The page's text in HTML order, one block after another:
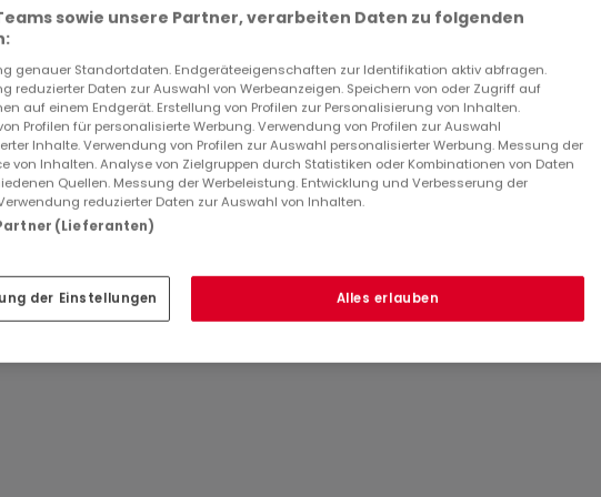
chambre.
soit environ 145 m² au total.
IDatHome8517475
ID Immobilienanbieter 482
sowie unsere Partner, verarbeiten Daten zu folgenden
genauer Standortdaten. Endgeräteeigenschaften zur Identifikation aktiv abfragen.
reduzierter Daten zur Auswahl von Werbeanzeigen. Speichern von oder Zugriff auf
auf einem Endgerät. Erstellung von Profilen zur Personalisierung von Inhalten.
Profilen für personalisierte Werbung. Verwendung von Profilen zur Auswahl
Inhalte. Verwendung von Profilen zur Auswahl personalisierter Werbung. Messung der
von Inhalten. Analyse von Zielgruppen durch Statistiken oder Kombinationen von Daten
Quellen. Messung der Werbeleistung. Entwicklung und Verbesserung der
reduzierter Daten zur Auswahl von Inhalten.
(Lieferanten)
der Einstellungen Alles erlauben